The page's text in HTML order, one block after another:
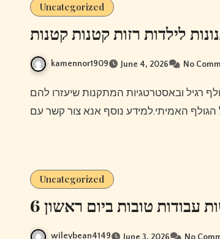
Uncategorized
לילדות רזות קטנות קטנות
kamennor1909 June 4, 2026 No
Uncategorized
עבודות טובות ביום ראשון
wileybean4149 June 3, 2026 No